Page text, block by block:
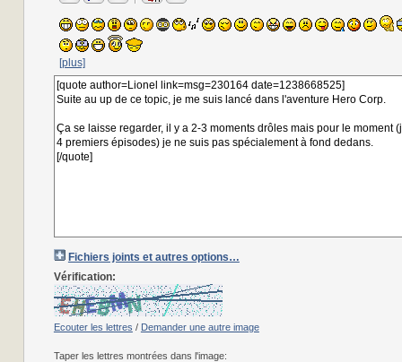
[plus]
Fichiers joints et autres options…
Vérification:
Ecouter les lettres / Demander une autre image
Taper les lettres montrées dans l'image: